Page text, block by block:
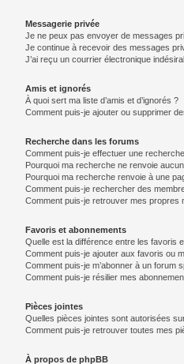
Messagerie privée
Je ne peux pas envoyer de messages
Je continue à recevoir des messages
J’ai reçu un courrier électronique
Amis et ignorés
À quoi sert ma liste d’amis et d’ignorés ?
Comment puis-je ajouter ou supprimer
Recherche dans les forums
Comment puis-je effectuer une
Pourquoi ma recherche ne renvoie
Pourquoi ma recherche renvoie à une
Comment puis-je rechercher des
Comment puis-je retrouver mes propres
Favoris et abonnements
Quelle est la différence entre les favoris
Comment puis-je ajouter aux favoris ou
Comment puis-je m’abonner à un forum
Comment puis-je résilier mes
Pièces jointes
Quelles pièces jointes sont autorisées
Comment puis-je retrouver toutes mes
À propos de phpBB